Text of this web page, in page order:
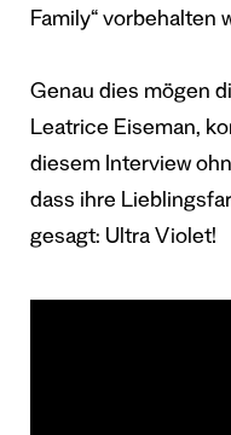
Family“ vorbehalten
Genau dies mögen
Leatrice Eiseman,
diesem Interview
dass ihre
gesagt: Ultra Violet!